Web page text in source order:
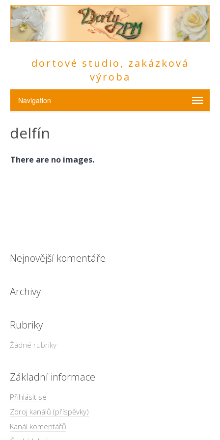
dortové studio, zakázková
výroba
delfín
There are no images.
Nejnovější komentáře
Archivy
Rubriky
Žádné rubriky
Základní informace
Přihlásit se
Zdroj kanálů (příspěvky)
Kanál komentářů